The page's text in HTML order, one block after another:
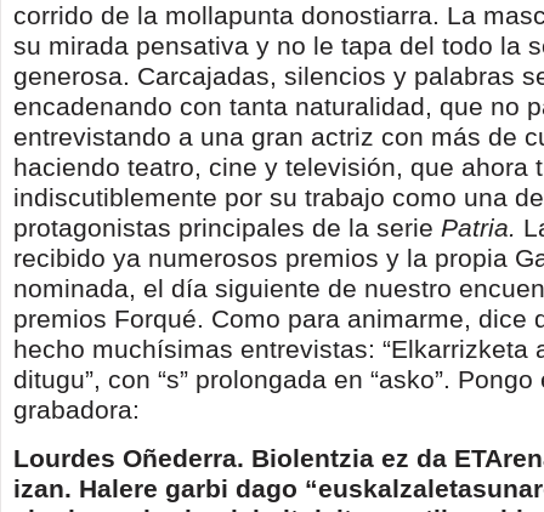
corrido de la mollapunta donostiarra. La
su mirada pensativa y no le tapa del todo la
generosa. Carcajadas, silencios y palabras
encadenando con tanta naturalidad, que no
entrevistando a una gran actriz con más de
haciendo teatro, cine y televisión, que ahora
indiscutiblemente por su trabajo como una
protagonistas principales de la serie Patria.
recibido ya numerosos premios y la propia
nominada, el día siguiente de nuestro
premios Forqué. Como para animarme, dice
hecho muchísimas entrevistas: “Elkarrizketa
ditugu”, con “s” prolongada en “asko”.
grabadora:
Lourdes Oñederra. Biolentzia ez da
izan. Halere garbi dago